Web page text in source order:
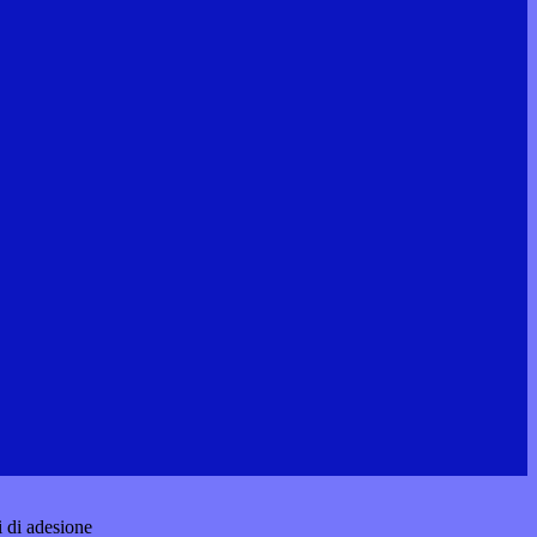
di adesione